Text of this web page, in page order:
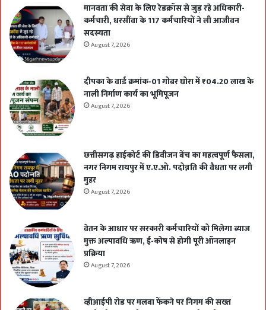
मानवता की सेवा के लिए रेडक्रॉस से जुड़ रहे अधिकारी-
कर्मचारी, धरसींवा के 117 कर्मचारियों ने ली आजीवन
सदस्यता
August 7, 2026
दीपका के वार्ड क्रमांक-01 गोबर घोरा में ₹04.20 लाख के
नाली निर्माण कार्य का भूमिपूजन
August 7, 2026
छत्तीसगढ़ हाईकोर्ट की डिवीजन बेंच का महत्वपूर्ण फैसला,
नगर निगम रायपुर में ए.ए.ओ. पदोन्नति की वैधता पर लगी
मुहर
August 7, 2026
वेतन के आधार पर सरकारी कर्मचारियों को मिलेगा ब्याज
मुक्त अल्पावधि ऋण, ई-कोष से होगी पूरी ऑनलाइन
प्रक्रिया
August 7, 2026
व्हीआईपी रोड पर मलबा फेंकने पर निगम की सख्त